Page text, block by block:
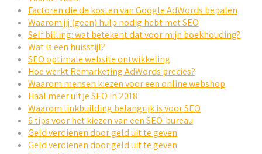
Factoren die de kosten van Google AdWords bepalen
Waarom jij (geen) hulp nodig hebt met SEO
Self billing: wat betekent dat voor mijn boekhouding?
Wat is een huisstijl?
SEO optimale website ontwikkeling
Hoe werkt Remarketing AdWords precies?
Waarom mensen kiezen voor een online webshop
Haal meer uit je SEO in 2018
Waarom linkbuilding belangrijk is voor SEO
6 tips voor het kiezen van een SEO-bureau
Geld verdienen door geld uit te geven
Geld verdienen door geld uit te geven